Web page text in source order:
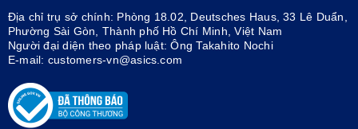
Địa chỉ trụ sở chính: Phòng 18.02, Deutsches Haus, 33 Lê Duẩn,
Phường Sài Gòn, Thành phố Hồ Chí Minh, Việt Nam
Người đại diện theo pháp luật: Ông Takahito Nochi
E-mail: customers-vn@asics.com